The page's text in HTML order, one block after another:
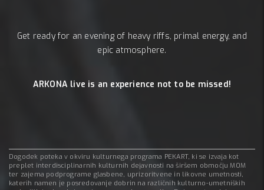
Get ready for an evening of heavy riffs, primal energy, and
epic atmosphere.
ARKONA live is an experience not to be missed!
Dogodek poteka v okviru kulturnega programa PEKART, ki se izvaja kot
preplet interdisciplinarnih kulturnih dejavnosti na širšem območju MOM
ter zajema podprograme glasbene, uprizoritvene in likovne umetnosti,
katerih namen je posredovanje dobrin na različnih kulturno-umetniških